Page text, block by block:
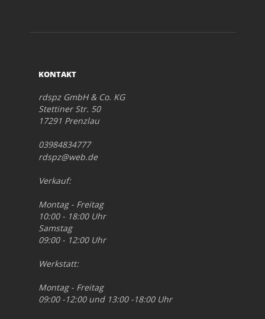
KONTAKT
rdspz GmbH & Co. KG
Stettiner Str. 50
17291 Prenzlau
03984834777
rdspz@web.de
Verkauf:
Montag - Freitag
10:00 - 18:00 Uhr
Samstag
09:00 - 12:00 Uhr
Werkstatt:
Montag - Freitag
09:00 -12:00 und 13:00 -18:00 Uhr